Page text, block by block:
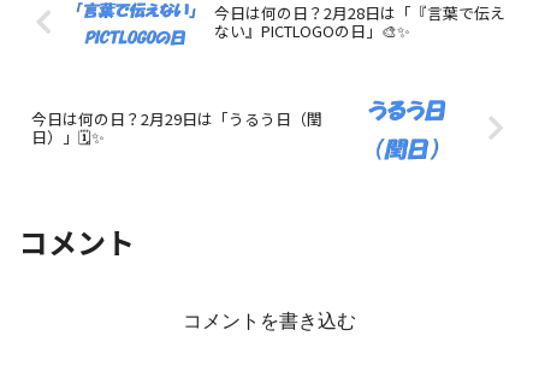
今日は何の日？2月28日は「『言葉で伝え
ない』PICTLOGOの日」🎨✨
今日は何の日？2月29日は「うるう日（閏
日）」🗓️✨
コメント
コメントを書き込む